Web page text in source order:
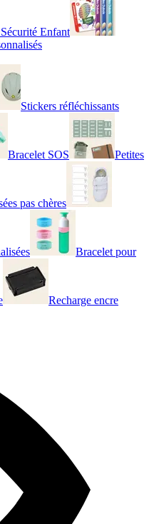
Enfant
Stickers réfléchissants
Bracelet SOS Petites
pas chères
Bracelet pour
Recharge encre